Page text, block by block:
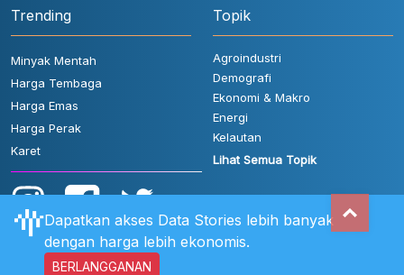
Trending
Minyak Mentah
Harga Tembaga
Harga Emas
Harga Perak
Karet
Topik
Agroindustri
Demografi
Ekonomi & Makro
Energi
Kelautan
Lihat Semua Topik
Dapatkan akses Data Stories lebih banyak
dengan harga lebih ekonomis.
BERLANGGANAN